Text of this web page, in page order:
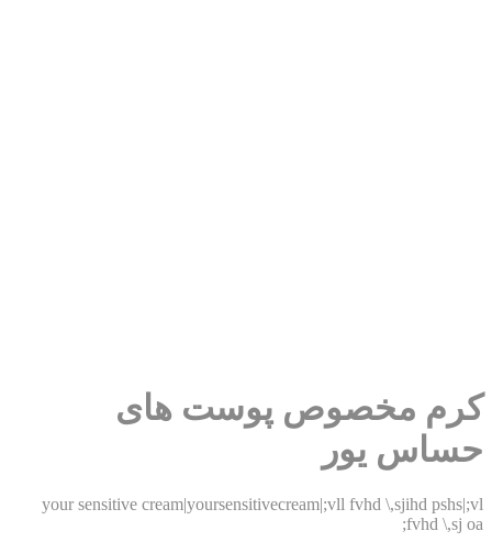
مخصوص پوست های
یور
your sensitive cream|yoursensitivecream|;vll fvhd \,sjihd
fvhd \,sj